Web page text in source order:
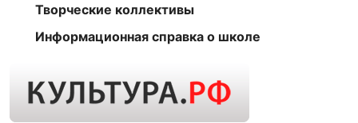
Творческие коллективы
Информационная справка о школе